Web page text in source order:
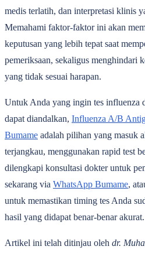
medis terlatih, dan interpretasi klinis
Memahami faktor-faktor ini akan
keputusan yang lebih tepat saat
pemeriksaan, sekaligus menghindari
yang tidak sesuai harapan.
Untuk Anda yang ingin tes influenza
dapat diandalkan, Influenza A/B
Bumame adalah pilihan yang masuk
terjangkau, menggunakan rapid test
dilengkapi konsultasi dokter untuk
sekarang via WhatsApp Bumame,
untuk memastikan timing tes Anda
hasil yang didapat benar-benar akurat.
Artikel ini telah ditinjau oleh dr.